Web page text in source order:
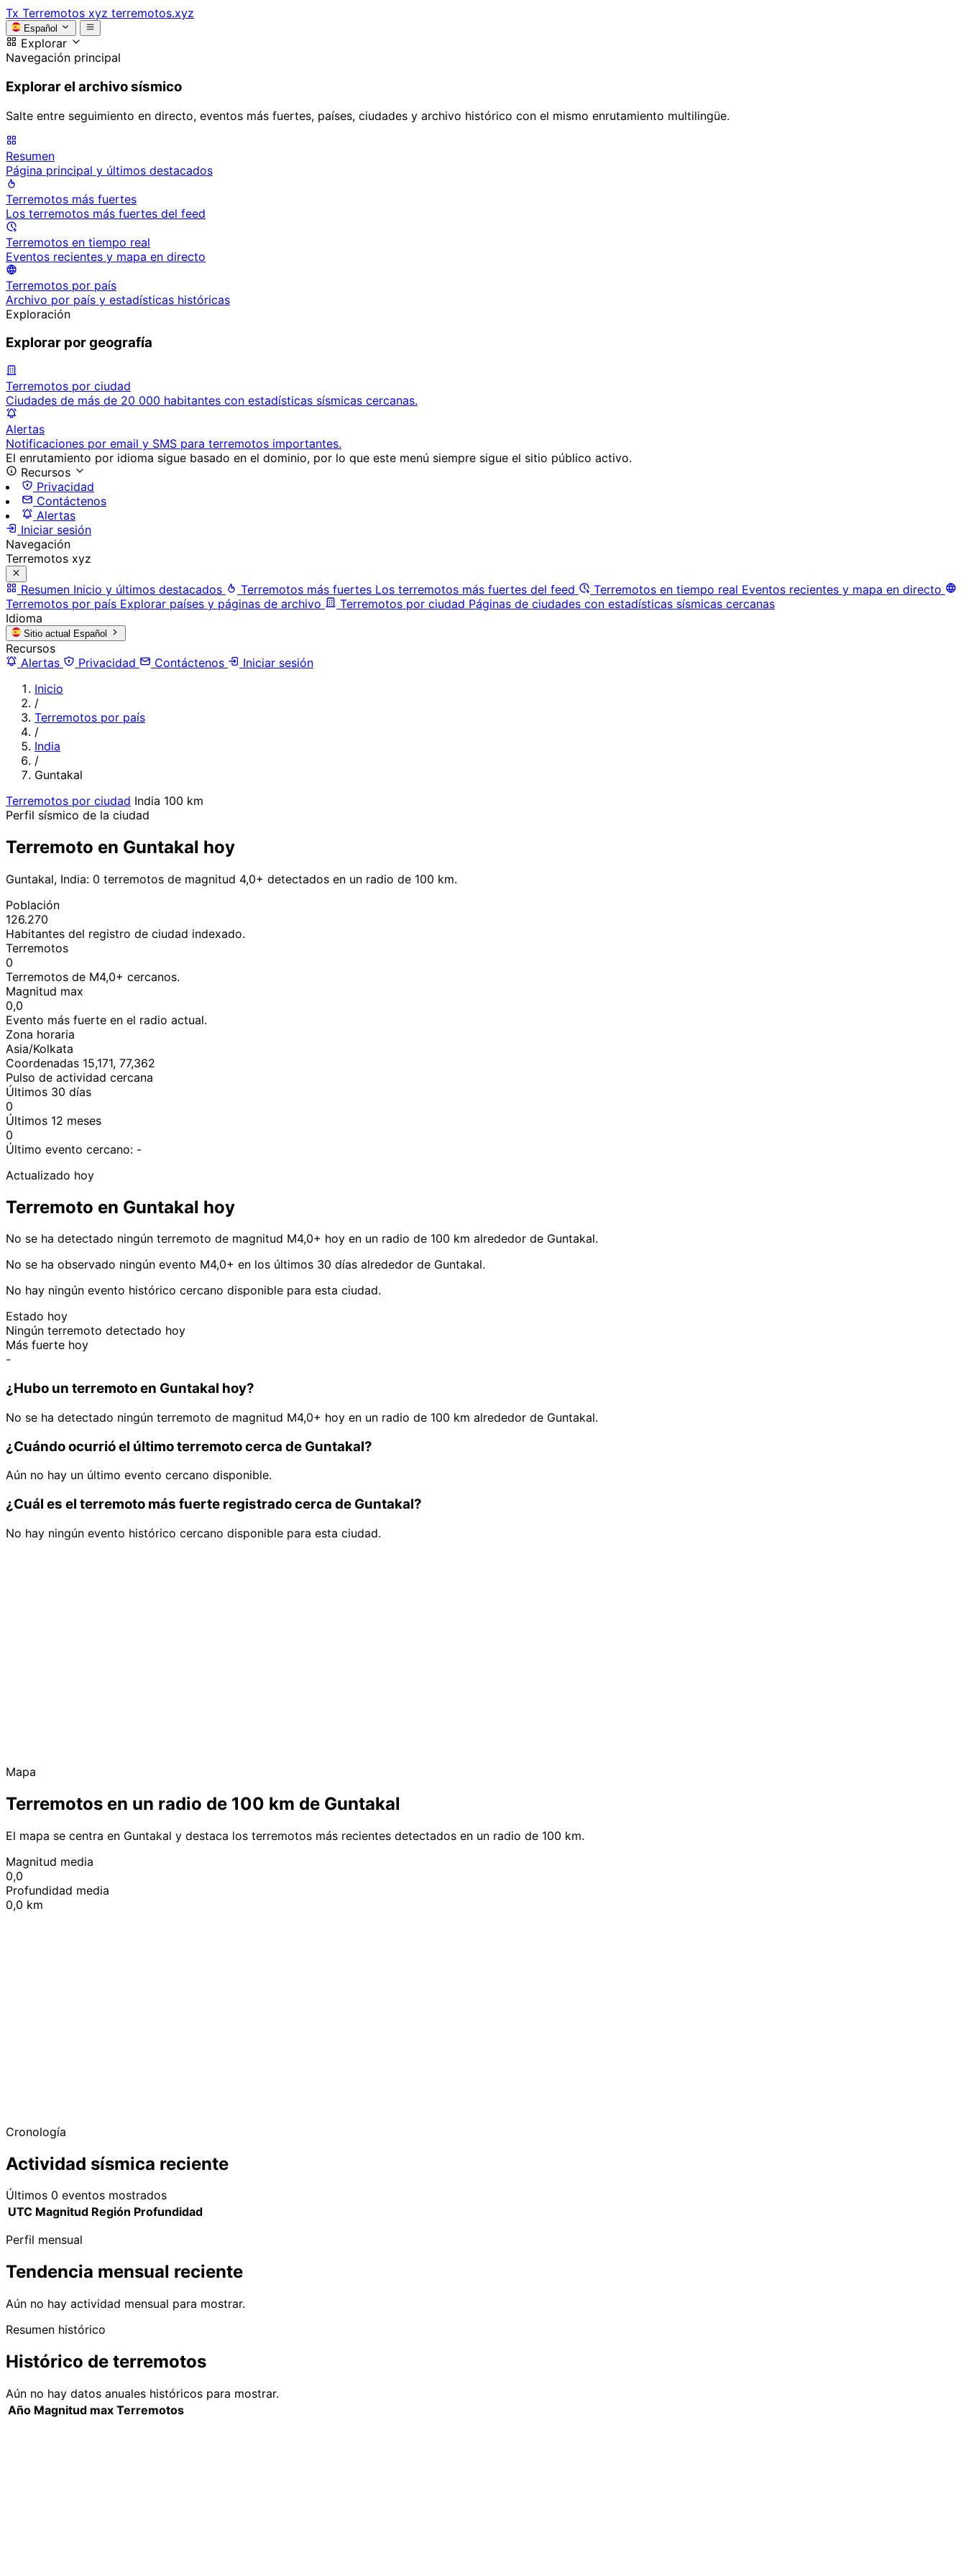
Tx Terremotos xyz terremotos.xyz
Español
Explorar
Navegación principal
Explorar el archivo sísmico
Salte entre seguimiento en directo, eventos más fuertes, países, ciudades y archivo histórico con el mismo enrutamiento multilingüe.
Resumen
Página principal y últimos destacados
Terremotos más fuertes
Los terremotos más fuertes del feed
Terremotos en tiempo real
Eventos recientes y mapa en directo
Terremotos por país
Archivo por país y estadísticas históricas
Exploración
Explorar por geografía
Terremotos por ciudad
Ciudades de más de 20 000 habitantes con estadísticas sísmicas cercanas.
Alertas
Notificaciones por email y SMS para terremotos importantes.
El enrutamiento por idioma sigue basado en el dominio, por lo que este menú siempre sigue el sitio público activo.
Recursos
Privacidad
Contáctenos
Alertas
Iniciar sesión
Navegación
Terremotos xyz
Resumen Inicio y últimos destacados Terremotos más fuertes Los terremotos más fuertes del feed Terremotos en tiempo real Eventos recientes y mapa en directo
Terremotos por país Explorar países y páginas de archivo Terremotos por ciudad Páginas de ciudades con estadísticas sísmicas cercanas
Idioma
Sitio actual Español
Recursos
Alertas
Privacidad Contáctenos
Iniciar sesión
Inicio
/
Terremotos por país
/
India
/
Guntakal
Terremotos por ciudad India 100 km
Perfil sísmico de la ciudad
Terremoto en Guntakal hoy
Guntakal, India: 0 terremotos de magnitud 4,0+ detectados en un radio de 100 km.
Población
126.270
Habitantes del registro de ciudad indexado.
Terremotos
0
Terremotos de M4,0+ cercanos.
Magnitud max
0,0
Evento más fuerte en el radio actual.
Zona horaria
Asia/Kolkata
Coordenadas 15,171, 77,362
Pulso de actividad cercana
Últimos 30 días
0
Últimos 12 meses
0
Último evento cercano: -
Actualizado hoy
Terremoto en Guntakal hoy
No se ha detectado ningún terremoto de magnitud M4,0+ hoy en un radio de 100 km alrededor de Guntakal.
No se ha observado ningún evento M4,0+ en los últimos 30 días alrededor de Guntakal.
No hay ningún evento histórico cercano disponible para esta ciudad.
Estado hoy
Ningún terremoto detectado hoy
Más fuerte hoy
-
¿Hubo un terremoto en Guntakal hoy?
No se ha detectado ningún terremoto de magnitud M4,0+ hoy en un radio de 100 km alrededor de Guntakal.
¿Cuándo ocurrió el último terremoto cerca de Guntakal?
Aún no hay un último evento cercano disponible.
¿Cuál es el terremoto más fuerte registrado cerca de Guntakal?
No hay ningún evento histórico cercano disponible para esta ciudad.
Mapa
Terremotos en un radio de 100 km de Guntakal
El mapa se centra en Guntakal y destaca los terremotos más recientes detectados en un radio de 100 km.
Magnitud media
0,0
Profundidad media
0,0 km
Cronología
Actividad sísmica reciente
Últimos 0 eventos mostrados
UTC Magnitud Región Profundidad
Perfil mensual
Tendencia mensual reciente
Aún no hay actividad mensual para mostrar.
Resumen histórico
Histórico de terremotos
Aún no hay datos anuales históricos para mostrar.
Año Magnitud max Terremotos